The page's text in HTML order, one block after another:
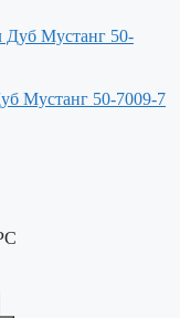
Мустанг 50-7009-7